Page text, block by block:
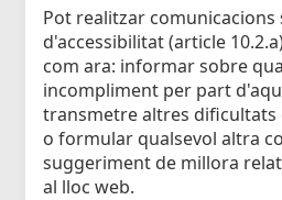
Pot realitzar
d'accessibilitat (article
com ara: informar sobre
incompliment per part
transmetre altres dificultats
o formular qualsevol altra
suggeriment de millora
al lloc web.